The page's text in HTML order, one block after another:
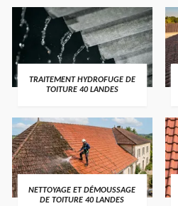
TRAITEMENT HYDROFUGE DE
TOITURE 40 LANDES
NETTOYAGE ET DÉMOUSSAGE
DE TOITURE 40 LANDES